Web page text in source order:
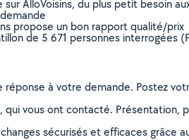
AlloVoisins, du plus petit besoin
propose un bon rapport qualité/prix
de 5 671 personnes interrogées
réponse à votre demande. Postez
vous ont contacté.
sécurisés et efficaces grâce